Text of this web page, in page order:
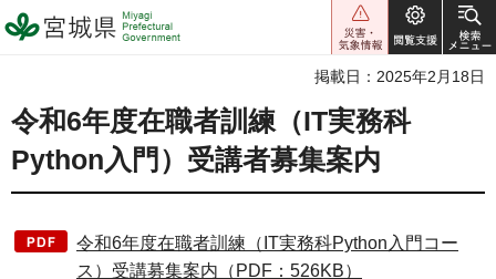
宮城県 Miyagi Prefectural
Government
掲載日：2025年2月18日
令和6年度在職者訓練（IT実務科
Python入門）受講者募集案内
令和6年度在職者訓練（IT実務科Python入門コー
ス）受講募集案内（PDF：526KB）